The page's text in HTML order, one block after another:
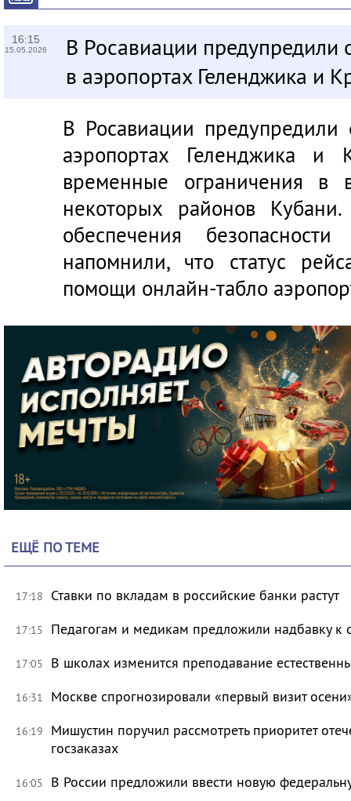
16:15
15.05.2026
В Росавиации предупредили
в аэропортах Геленджика и
В Росавиации
аэропортах Геленджика и
временные ограничения в
некоторых районов
обеспечения
напомнили, что статус
помощи онлайн-табло
ЕЩЁ ПО ТЕМЕ
17:18 Ставки по вкладам в российские банки растут
17:15 Педагогам и медикам предложили надбавку к
17:05 В школах изменится преподавание
16:31 Москве спрогнозировали «первый визит
16:19
Мишустин поручил рассмотреть приоритет
госзаказах
16:05 В России предложили ввести новую